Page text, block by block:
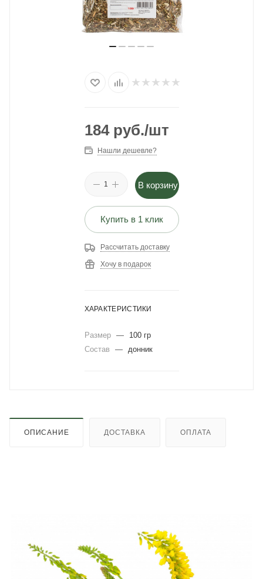
184руб./шт
Нашли дешевле?
В корзину
Купить в 1 клик
Рассчитать доставку
Хочу в подарок
ХАРАКТЕРИСТИКИ
Размер —
100 гр
Состав
— донник
ОПИСАНИЕ ДОСТАВКА ОПЛАТА